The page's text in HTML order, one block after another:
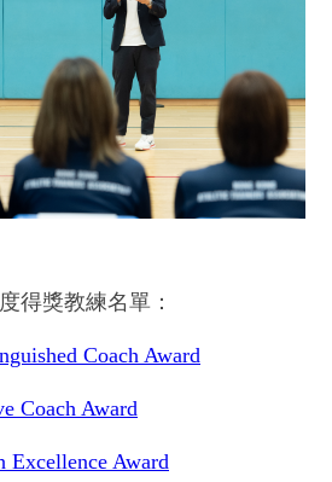
得獎教練名單：
Coach Award
Coach Award
Excellence Award